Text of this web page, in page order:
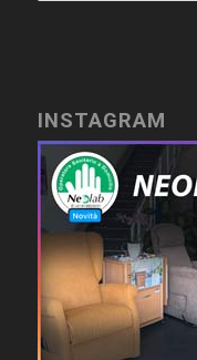
INSTAGRAM